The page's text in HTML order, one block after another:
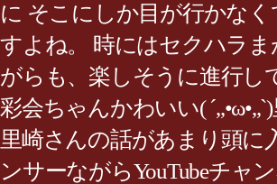
に そこにしか目が行かな
すよね。 時にはセクハラ
がらも、楽しそうに進行し
彩会ちゃんかわいい(
里崎さんの話があまり頭
ンサーながらYouTubeチャ